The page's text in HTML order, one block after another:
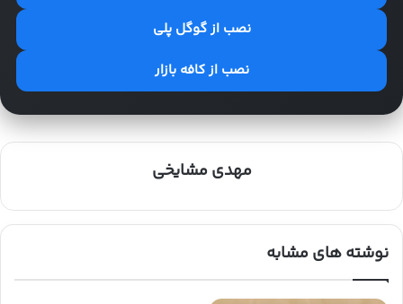
نصب از گوگل پلی
نصب از کافه بازار
مهدی مشایخی
نوشته های مشابه